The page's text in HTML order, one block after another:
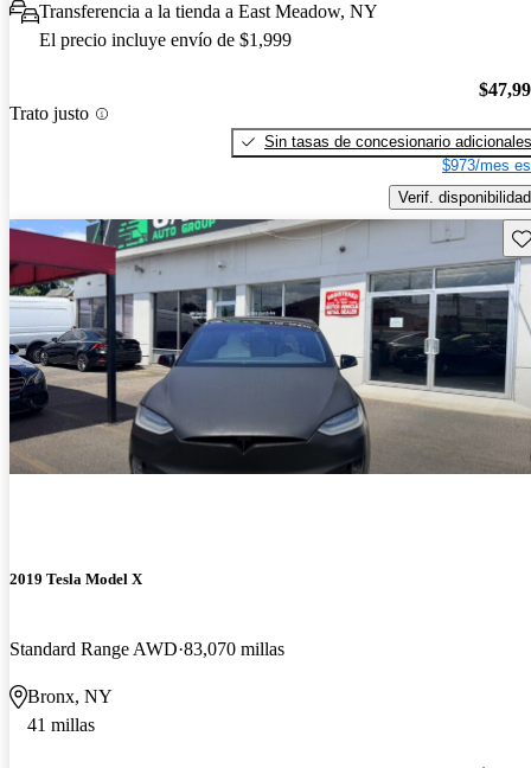
Transferencia a la tienda a East Meadow, NY
El precio incluye envío de $1,999
Trato justo
Sin tasas de concesionario adicionales
$973/mes
Verif. disponibilidad
2019 Tesla Model X
Standard Range AWD 83,070 millas
Bronx, NY
41 millas